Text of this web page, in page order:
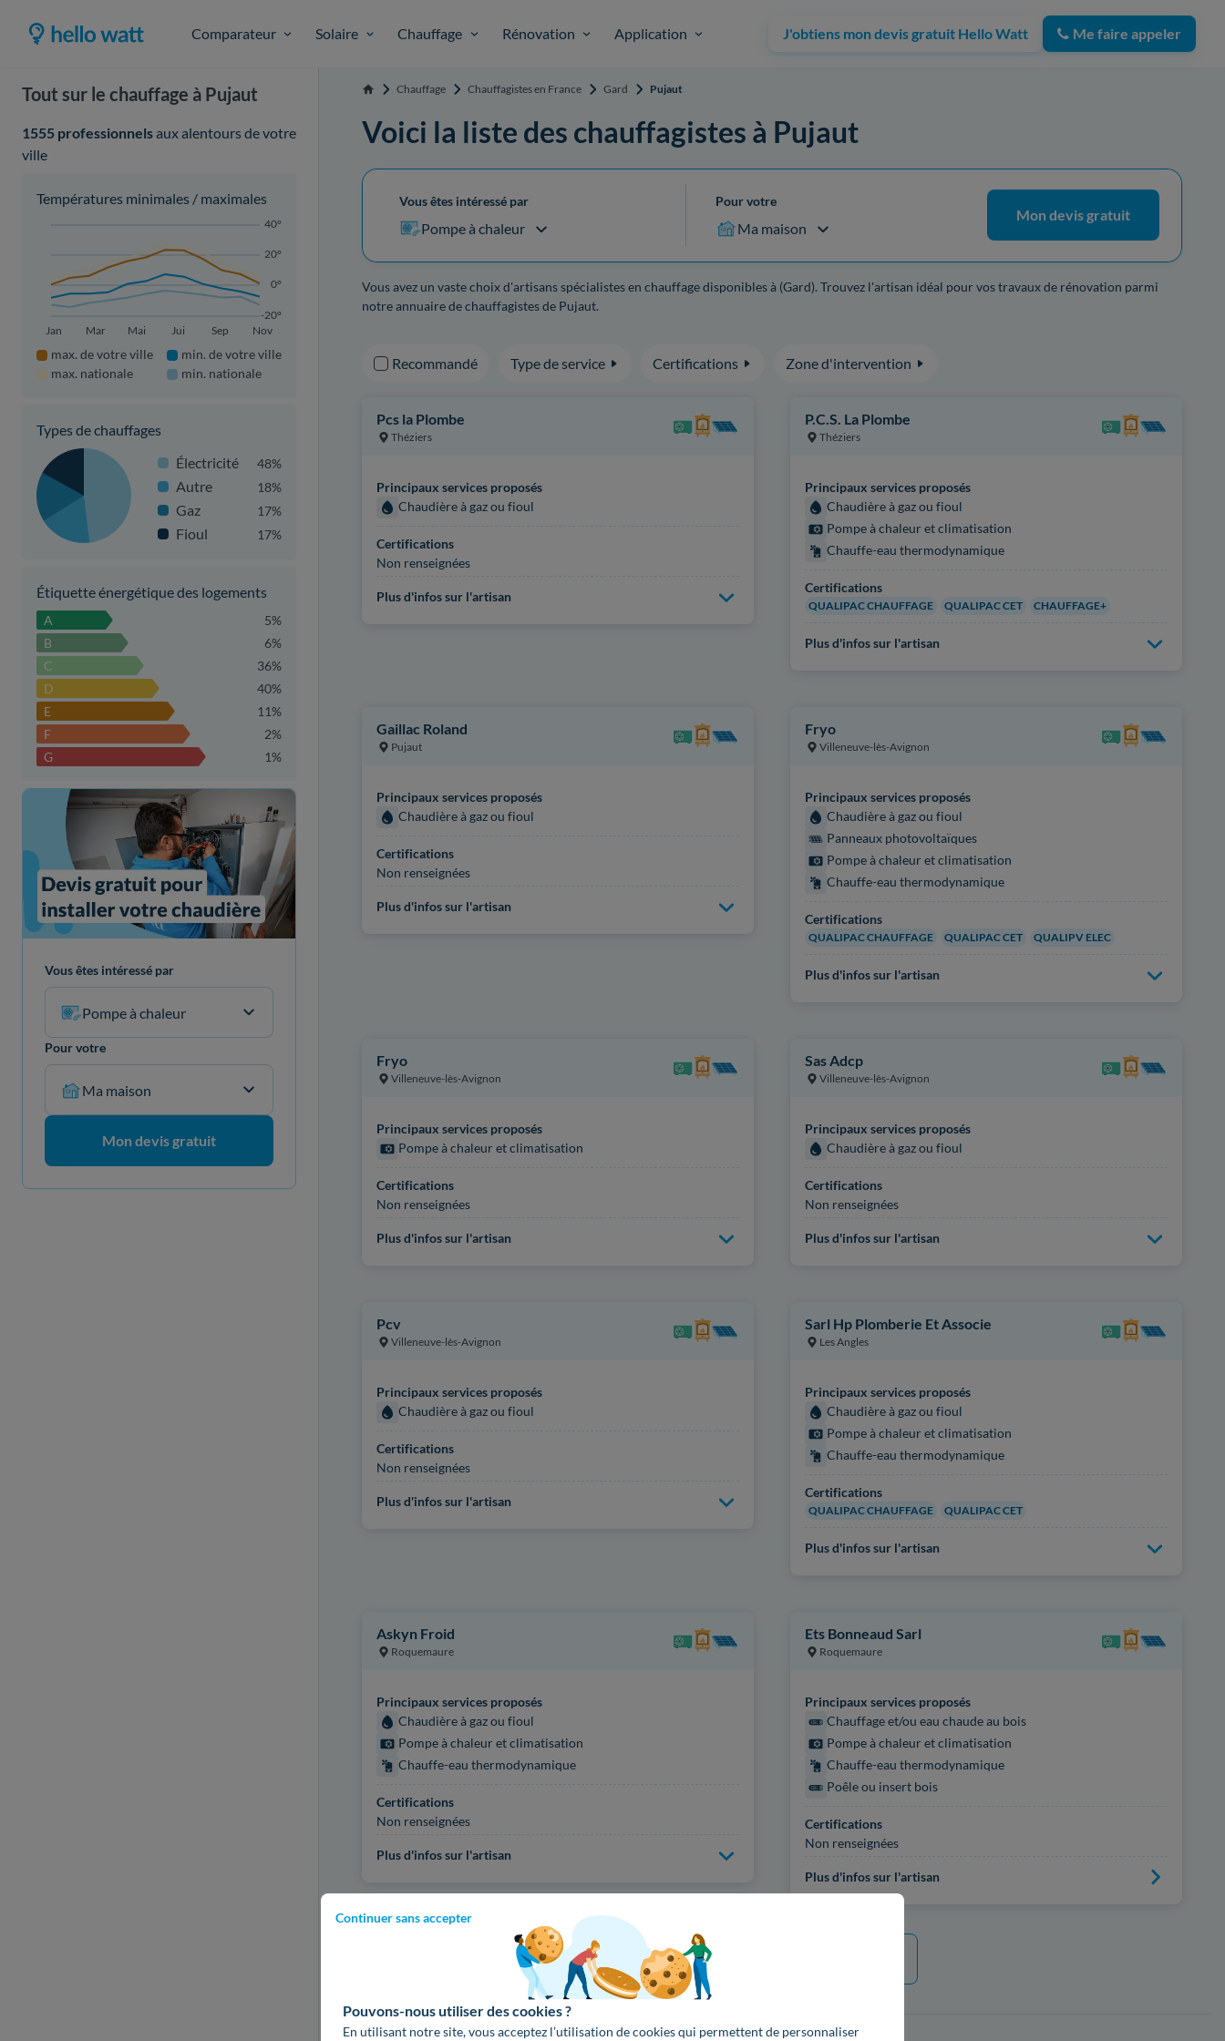
Comparateur Solaire Chauffage Rénovation Application J'obtiens mon devis gratuit Hello Watt Me faire appeler
Continuer sans accepter
Pouvons-nous utiliser des cookies ?
En utilisant notre site, vous acceptez l’utilisation de cookies qui permettent de personnaliser
Tout sur le chauffage à Pujaut
1555 professionnelsaux alentours de votre
ville
Températures minimales / maximales
-20°
0°
20°
40°
Jan Mar Mai Jui Sep Nov
max. de votre ville
max. nationale
min. de votre ville
min. nationale
Types de chauffages
Électricité
48%
Autre 18%
Gaz 17%
Fioul 17%
Étiquette énergétique des logements
A
5%
B
6%
C
36%
D
40%
E
11%
F
2%
G
1%
Vous êtes intéressé par
Pompe à chaleur
Pour votre
Ma maison
Mon devis gratuit
Accueil Chauffage Chauffagistes en France Gard Pujaut
Voici la liste des chauffagistes à Pujaut
Vous êtes intéressé par
Pompe à chaleur
Pour votre
Ma maison
Mon devis gratuit
Vous avez un vaste choix d'artisans spécialistes en chauffage disponibles à (Gard). Trouvez l'artisan idéal pour vos travaux de rénovation parmi
notre annuaire de chauffagistes de Pujaut.
Recommandé Type de service Certifications Zone d'intervention
Pcs la Plombe
Théziers
Principaux services proposés
Chaudière à gaz ou fioul
Certifications
Non renseignées
Plus d'infos sur l'artisan
P.C.S. La Plombe
Théziers
Principaux services proposés
Chaudière à gaz ou fioul
Pompe à chaleur et climatisation
Chauffe-eau thermodynamique
Certifications
QUALIPAC CHAUFFAGE QUALIPAC CET CHAUFFAGE+
Plus d'infos sur l'artisan
Gaillac Roland
Pujaut
Principaux services proposés
Chaudière à gaz ou fioul
Certifications
Non renseignées
Plus d'infos sur l'artisan
Fryo
Villeneuve-lès-Avignon
Principaux services proposés
Chaudière à gaz ou fioul
Panneaux photovoltaïques
Pompe à chaleur et climatisation
Chauffe-eau thermodynamique
Certifications
QUALIPAC CHAUFFAGE QUALIPAC CET QUALIPV ELEC
Plus d'infos sur l'artisan
Fryo
Villeneuve-lès-Avignon
Principaux services proposés
Pompe à chaleur et climatisation
Certifications
Non renseignées
Plus d'infos sur l'artisan
Sas Adcp
Villeneuve-lès-Avignon
Principaux services proposés
Chaudière à gaz ou fioul
Certifications
Non renseignées
Plus d'infos sur l'artisan
Pcv
Villeneuve-lès-Avignon
Principaux services proposés
Chaudière à gaz ou fioul
Certifications
Non renseignées
Plus d'infos sur l'artisan
Sarl Hp Plomberie Et Associe
Les Angles
Principaux services proposés
Chaudière à gaz ou fioul
Pompe à chaleur et climatisation
Chauffe-eau thermodynamique
Certifications
QUALIPAC CHAUFFAGE QUALIPAC CET
Plus d'infos sur l'artisan
Askyn Froid
Roquemaure
Principaux services proposés
Chaudière à gaz ou fioul
Pompe à chaleur et climatisation
Chauffe-eau thermodynamique
Certifications
Non renseignées
Plus d'infos sur l'artisan
Ets Bonneaud Sarl
Roquemaure
Principaux services proposés
Chauffage et/ou eau chaude au bois
Pompe à chaleur et climatisation
Chauffe-eau thermodynamique
Poêle ou insert bois
Certifications
Non renseignées
Plus d'infos sur l'artisan
Voir